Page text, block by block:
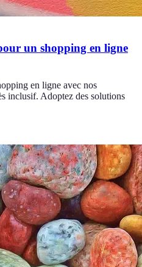
un shopping en ligne
en ligne avec nos
inclusif. Adoptez des solutions